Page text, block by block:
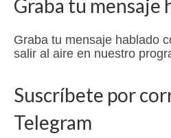
Graba tu mensaje
Graba tu mensaje hablado
salir al aire en nuestro
Suscríbete por
Telegram